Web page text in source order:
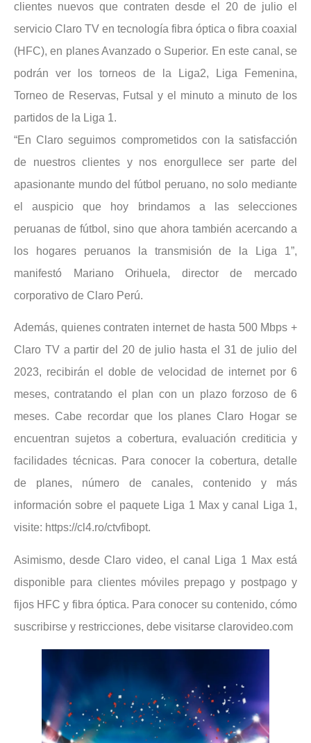
clientes nuevos que contraten desde el 20 de julio el
servicio Claro TV en tecnología fibra óptica o fibra coaxial
(HFC), en planes Avanzado o Superior. En este canal, se
podrán ver los torneos de la Liga2, Liga Femenina,
Torneo de Reservas, Futsal y el minuto a minuto de los
partidos de la Liga 1.
“En Claro seguimos comprometidos con la satisfacción
de nuestros clientes y nos enorgullece ser parte del
apasionante mundo del fútbol peruano, no solo mediante
el auspicio que hoy brindamos a las selecciones
peruanas de fútbol, sino que ahora también acercando a
los hogares peruanos la transmisión de la Liga 1”,
manifestó Mariano Orihuela, director de mercado
corporativo de Claro Perú.
Además, quienes contraten internet de hasta 500 Mbps +
Claro TV a partir del 20 de julio hasta el 31 de julio del
2023, recibirán el doble de velocidad de internet por 6
meses, contratando el plan con un plazo forzoso de 6
meses. Cabe recordar que los planes Claro Hogar se
encuentran sujetos a cobertura, evaluación crediticia y
facilidades técnicas. Para conocer la cobertura, detalle
de planes, número de canales, contenido y más
información sobre el paquete Liga 1 Max y canal Liga 1,
visite: https://cl4.ro/ctvfibopt.
Asimismo, desde Claro video, el canal Liga 1 Max está
disponible para clientes móviles prepago y postpago y
fijos HFC y fibra óptica. Para conocer su contenido, cómo
suscribirse y restricciones, debe visitarse clarovideo.com